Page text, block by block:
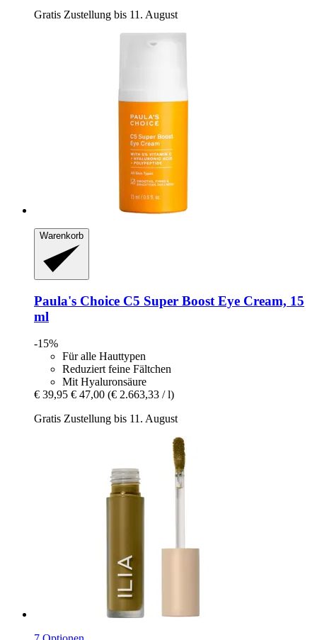
Gratis Zustellung bis 11. August
Warenkorb
Paula's Choice C5 Super Boost Eye Cream, 15
ml
-15%
Für alle Hauttypen
Reduziert feine Fältchen
Mit Hyaluronsäure
€ 39,95 € 47,00 (€ 2.663,33 / l)
Gratis Zustellung bis 11. August